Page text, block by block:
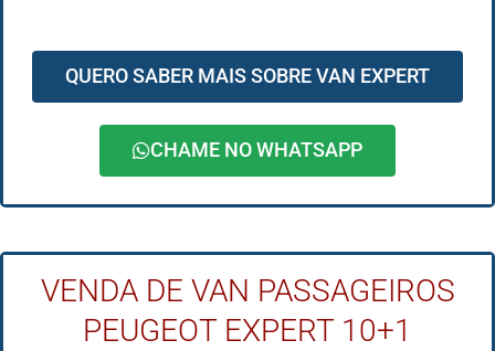
QUERO SABER MAIS SOBRE VAN EXPERT
CHAME NO WHATSAPP
VENDA DE VAN PASSAGEIROS
PEUGEOT EXPERT 10+1